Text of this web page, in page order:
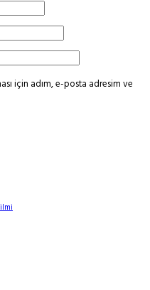
için adım, e-posta adresim ve